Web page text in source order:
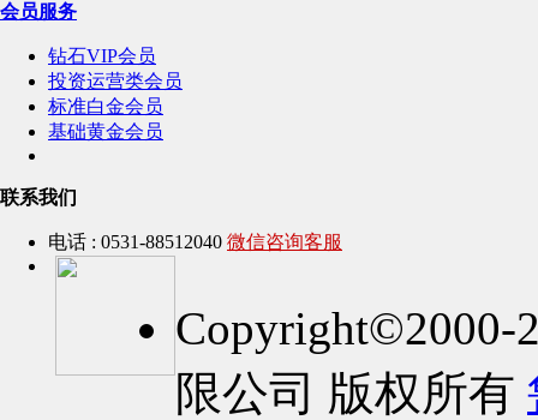
会员服务
钻石VIP会员
投资运营类会员
标准白金会员
基础黄金会员
联系我们
电话 : 0531-88512040 微信咨询客服
Copyright©2000-
限公司 版权所有